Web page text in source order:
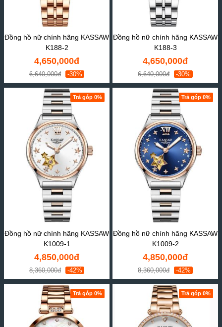
Đồng hồ nữ chính hãng KASSAW
K188-2
4,650,000đ
6,640,000đ -30%
Đồng hồ nữ chính hãng KASSAW
K188-3
4,650,000đ
6,640,000đ -30%
Trả góp 0%
Đồng hồ nữ chính hãng KASSAW
K1009-1
4,850,000đ
8,360,000đ -42%
Trả góp 0%
Đồng hồ nữ chính hãng KASSAW
K1009-2
4,850,000đ
8,360,000đ -42%
Trả góp 0% Trả góp 0%